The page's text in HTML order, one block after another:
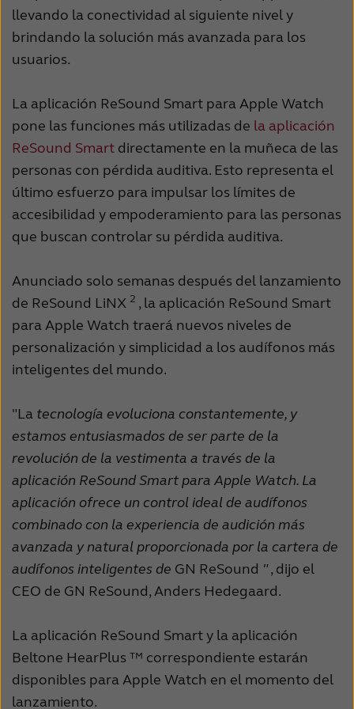
Türkçe United Kingdom
United States
عربي 日本
llevando la conectividad al siguiente nivel y
brindando la solución más avanzada para los
usuarios.
La aplicación ReSound Smart para Apple Watch
pone las funciones más utilizadas de la aplicación
ReSound Smart directamente en la muñeca de las
personas con pérdida auditiva. Esto representa el
último esfuerzo para impulsar los límites de
accesibilidad y empoderamiento para las personas
que buscan controlar su pérdida auditiva.
Anunciado solo semanas después del lanzamiento
de ReSound LiNX 2 , la aplicación ReSound Smart
para Apple Watch traerá nuevos niveles de
personalización y simplicidad a los audífonos más
inteligentes del mundo.
"La tecnología evoluciona constantemente, y
estamos entusiasmados de ser parte de la
revolución de la vestimenta a través de la
aplicación ReSound Smart para Apple Watch. La
aplicación ofrece un control ideal de audífonos
combinado con la experiencia de audición más
avanzada y natural proporcionada por la cartera de
audífonos inteligentes de GN ReSound ", dijo el
CEO de GN ReSound, Anders Hedegaard.
La aplicación ReSound Smart y la aplicación
Beltone HearPlus ™ correspondiente estarán
disponibles para Apple Watch en el momento del
lanzamiento.